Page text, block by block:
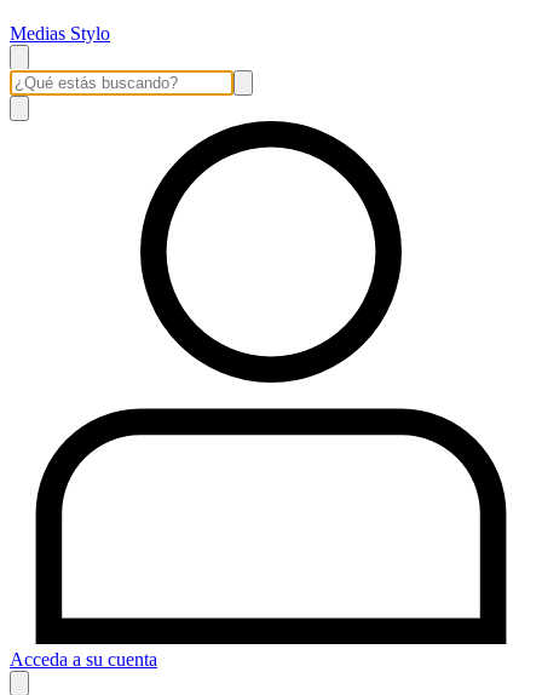
Medias Stylo
Acceda a su cuenta